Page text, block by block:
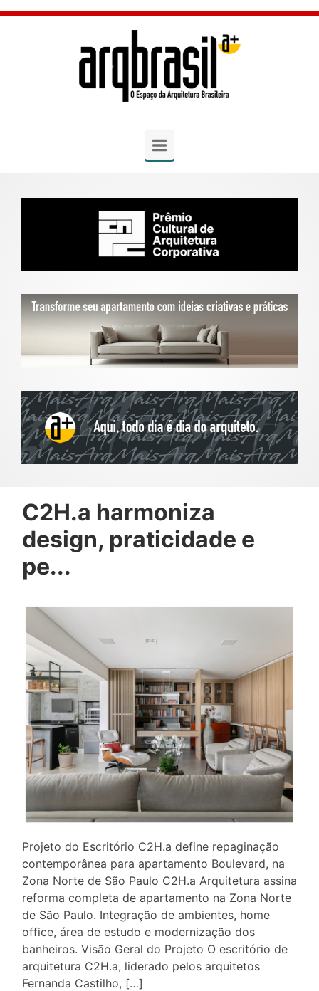
Skip to main content
C2H.a harmoniza
design, praticidade e
pe...
Projeto do Escritório C2H.a define repaginação
contemporânea para apartamento Boulevard, na
Zona Norte de São Paulo C2H.a Arquitetura assina
reforma completa de apartamento na Zona Norte
de São Paulo. Integração de ambientes, home
office, área de estudo e modernização dos
banheiros. Visão Geral do Projeto O escritório de
arquitetura C2H.a, liderado pelos arquitetos
Fernanda Castilho, […]